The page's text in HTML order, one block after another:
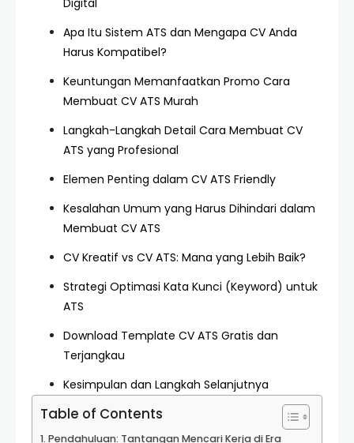
Digital
Apa Itu Sistem ATS dan Mengapa CV Anda
Harus Kompatibel?
Keuntungan Memanfaatkan Promo Cara
Membuat CV ATS Murah
Langkah-Langkah Detail Cara Membuat CV
ATS yang Profesional
Elemen Penting dalam CV ATS Friendly
Kesalahan Umum yang Harus Dihindari dalam
Membuat CV ATS
CV Kreatif vs CV ATS: Mana yang Lebih Baik?
Strategi Optimasi Kata Kunci (Keyword) untuk
ATS
Download Template CV ATS Gratis dan
Terjangkau
Kesimpulan dan Langkah Selanjutnya
Table of Contents
Pendahuluan: Tantangan Mencari Kerja di Era